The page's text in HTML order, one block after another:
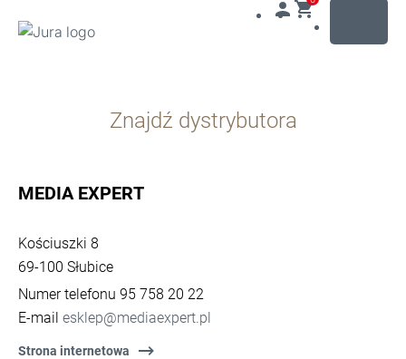
opcji
wyszukiwania
Znajdź dystrybutora
MEDIA EXPERT
Kościuszki 8
69-100 Słubice
Numer telefonu 95 758 20 22
E-mail esklep@mediaexpert.pl
Strona internetowa